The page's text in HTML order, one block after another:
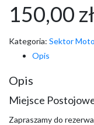
150,00 zł
Kategoria: Sektor
Opis
Opis
Miejsce
Zapraszamy do